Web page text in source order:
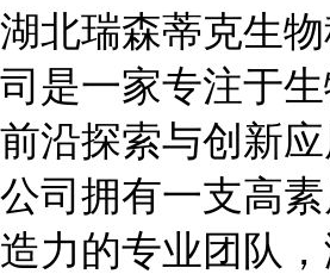
湖北瑞森蒂克生
司是一家专注于
前沿探索与创新应
公司拥有一支高
造力的专业团队